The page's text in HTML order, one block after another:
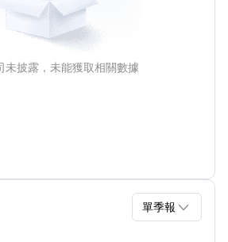
未披露，未能獲取相關數據
單季報 